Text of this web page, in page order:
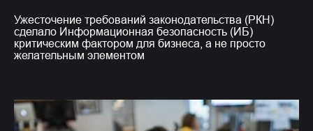
Ужесточение требований законодательства (РКН)
сделало Информационная безопасность (ИБ)
критическим фактором для бизнеса, а не просто
желательным элементом